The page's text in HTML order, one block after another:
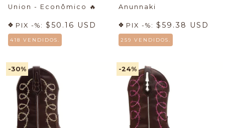
Union - Econômico 🔥
PIX -%: $50.16 USD
418 VENDIDOS.
Anunnaki
PIX -%: $59.38 USD
259 VENDIDOS.
-30% -24%